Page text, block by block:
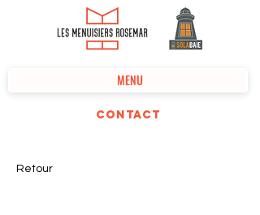
Contact
MENU
Retour